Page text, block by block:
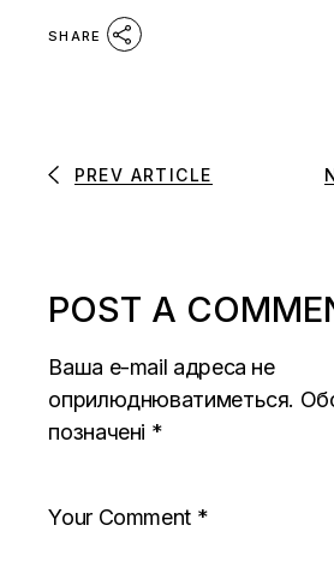
SHARE
PREV ARTICLE
POST A
Ваша e-mail адреса не
оприлюднюватиметься.
позначені *